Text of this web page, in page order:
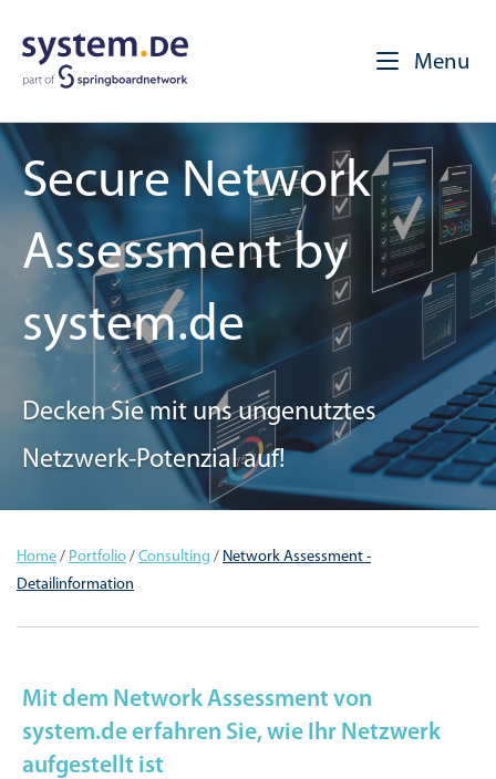
content
Home
Menu
Secure Network
Assessment by
system.de
Decken Sie mit uns ungenutztes
Netzwerk-Potenzial auf!
Home / Portfolio / Consulting / Network Assessment -
Detailinformation
Mit dem Network Assessment von
system.de erfahren Sie, wie Ihr Netzwerk
aufgestellt ist